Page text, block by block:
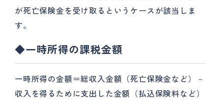
が死亡保険金を受け取るというケースが該当しま
す。
◆一時所得の課税金額
一時所得の金額＝総収入金額（死亡保険金など）－
収入を得るために支出した金額（払込保険料など）